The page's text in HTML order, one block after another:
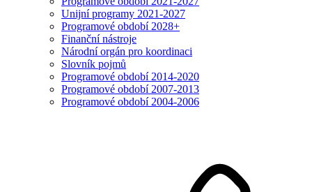
Unijní programy 2021-2027
Programové období 2028+
Finanční nástroje
Národní orgán pro koordinaci
Slovník pojmů
Programové období 2014-2020
Programové období 2007-2013
Programové období 2004-2006